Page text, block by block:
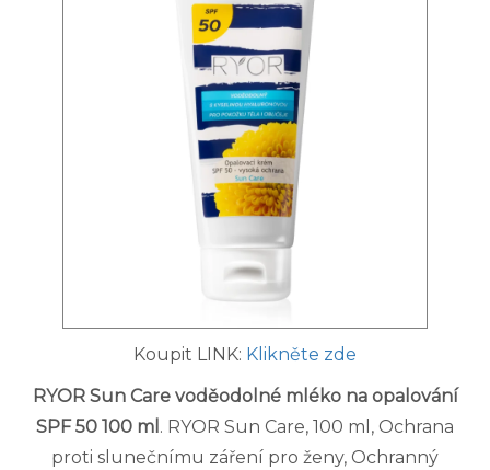
Koupit LINK: Klikněte zde
RYOR Sun Care voděodolné mléko na opalování
SPF 50 100 ml . RYOR Sun Care, 100 ml, Ochrana
proti slunečnímu záření pro ženy, Ochranný